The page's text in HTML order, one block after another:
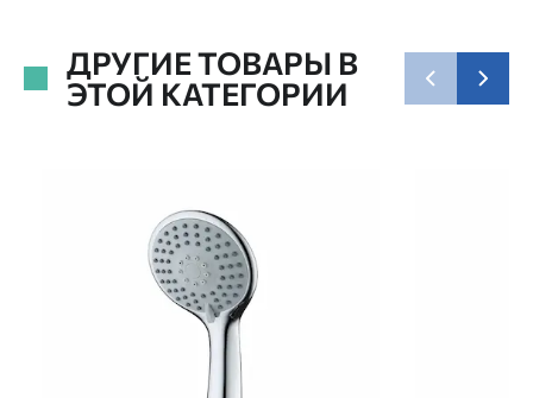
ДРУГИЕ ТОВАРЫ В
ЭТОЙ КАТЕГОРИИ